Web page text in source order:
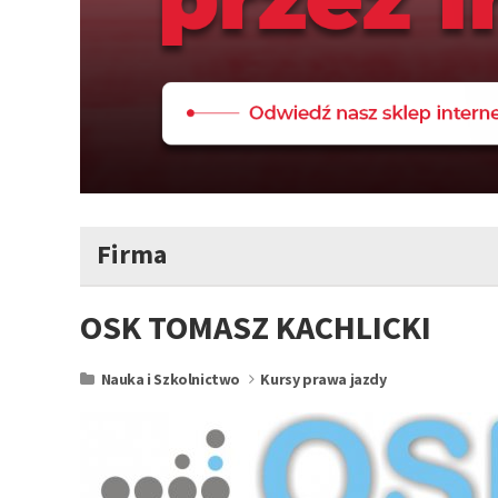
Firma
OSK TOMASZ KACHLICKI
Nauka i Szkolnictwo Kursy prawa jazdy